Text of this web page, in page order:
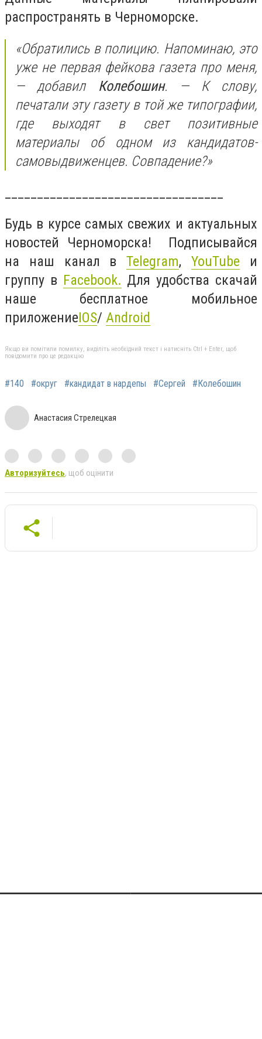
распространять в Черноморске.
«Обратились в полицию. Напоминаю, это
уже не первая фейкова газета про меня,
— добавилКолебошин. — К слову,
печатали эту газету в той же типографии,
где выходят в свет позитивные
материалы об одном из кандидатов-
самовыдвиженцев. Совпадение?»
Будь в курсе самых свежих и актуальных
новостей Черноморска! Подписывайся
на наш канал вTelegram,YouTube и
группу в Facebook. Для удобства скачай
наше бесплатное мобильное
приложениеIOS/ Android
Якщо ви помітили помилку, виділіть необхідний текст і натисніть Ctrl + Enter, щоб
повідомити про це редакцію
#140 #округ #кандидат в нардепы #Сергей #Колебошин
Анастасия Стрелецкая
Авторизуйтесь, щоб оцінити